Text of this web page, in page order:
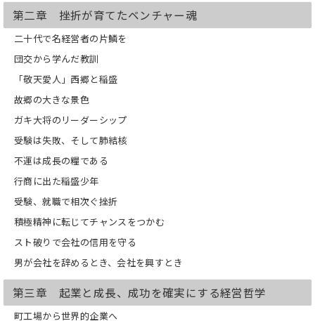
第二章 挫折が育てたベンチャー魂
二十代で名経営者の片鱗を
団交から学んだ教訓
「敬天愛人」西郷と稲盛
故郷の大きな景色
ガキ大将のリーダーシップ
受験は失敗、そして肺結核
不運は成長の糧である
行商に出た稲盛少年
受験、就職で相次ぐ挫折
積極精神に転じてチャンスをつかむ
スト破りで会社の信用を守る
男が会社を辞めるとき、会社を興すとき
第三章 起業と成長、成功を確実にする経営哲学
町工場から世界的企業へ